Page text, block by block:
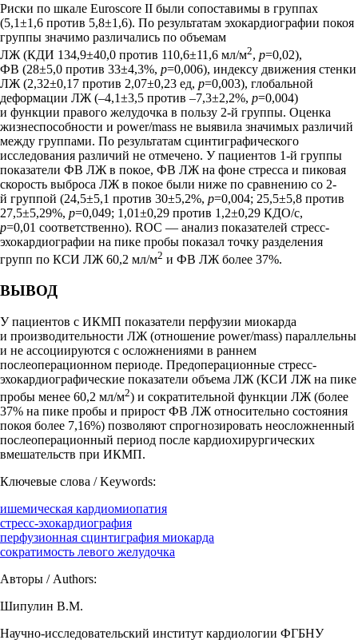
Риски по шкале Euroscore II были сопоставимы в группах
(5,1±1,6 против 5,8±1,6). По результатам эхокардиографии покоя
группы значимо различались по объемам
ЛЖ (КДИ 134,9±40,0 против 110,6±11,6 мл/м2, p=0,02),
ФВ (28±5,0 против 33±4,3%, p=0,006), индексу движения стенки
ЛЖ (2,32±0,17 против 2,07±0,23 ед, p=0,003), глобальной
деформации ЛЖ (–4,1±3,5 против –7,3±2,2%, p=0,004)
и функции правого желудочка в пользу 2-й группы. Оценка
жизнеспособности и power/mass не выявила значимых различий
между группами. По результатам сцинтиграфического
исследования различий не отмечено. У пациентов 1-й группы
показатели ФВ ЛЖ в покое, ФВ ЛЖ на фоне стресса и пиковая
скорость выброса ЛЖ в покое были ниже по сравнению со 2-
й группой (24,5±5,1 против 30±5,2%, p=0,004; 25,5±5,8 против
27,5±5,29%, p=0,049; 1,01±0,29 против 1,2±0,29 КДО/с,
p=0,01 соответственно). ROC — анализ показателей стресс-
эхокардиографии на пике пробы показал точку разделения
групп по КСИ ЛЖ 60,2 мл/м2 и ФВ ЛЖ более 37%.
ВЫВОД
У пациентов с ИКМП показатели перфузии миокарда
и производительности ЛЖ (отношение power/mass) параллельны
и не ассоциируются с осложнениями в раннем
послеоперационном периоде. Предоперационные стресс-
эхокардиографические показатели объема ЛЖ (КСИ ЛЖ на пике
пробы менее 60,2 мл/м2) и сократительной функции ЛЖ (более
37% на пике пробы и прирост ФВ ЛЖ относительно состояния
покоя более 7,16%) позволяют спрогнозировать неосложненный
послеоперационный период после кардиохирургических
вмешательств при ИКМП.
Ключевые слова / Keywords:
ишемическая кардиомиопатия
стресс-эхокардиография
перфузионная сцинтиграфия миокарда
сократимость левого желудочка
Авторы / Authors:
Шипулин В.М.
Научно-исследовательский институт кардиологии ФГБНУ